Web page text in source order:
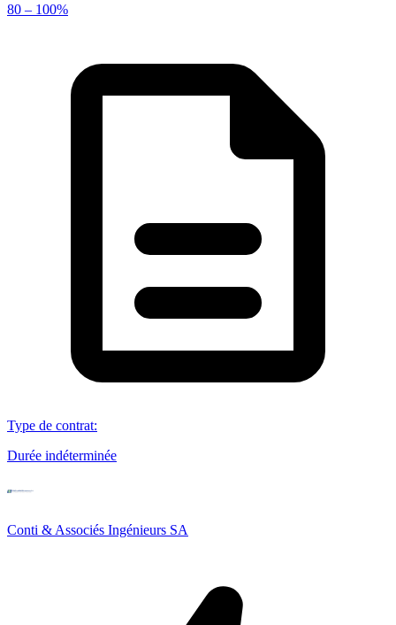
80 – 100%
Type de contrat:
Durée indéterminée
Conti & Associés Ingénieurs SA